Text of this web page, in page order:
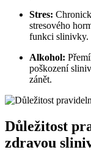
Stres:
stresového
funkci⁢ slinivky.
Alkohol:
poškození
zánět.
Důležitost‌
zdravou